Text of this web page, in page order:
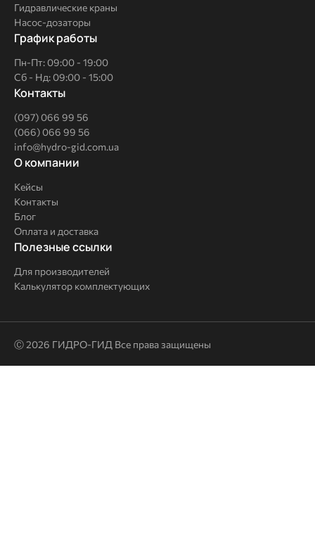
Гидравлические краны
Насос-дозаторы
График работы
Пн-Пт: 09:00 - 19:00
Сб - Нд: 09:00 - 15:00
Контакты
(097) 066 99 56
(066) 066 99 56
info@hydro-gid.com.ua
О
компании
О компании
Кейсы
Контакты
Блог
Оплата и доставка
Полезные
Полезные ссылки
Для производителей
Калькулятор комплектующих
Ⓒ 2026 ГИДРО-ГИД Все права защищены